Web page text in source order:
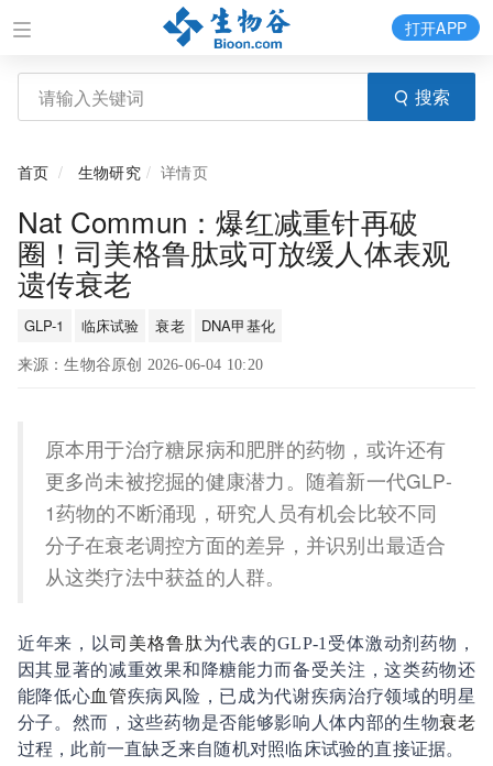
搜索
打开APP
首页 生物研究 详情页
Nat Commun：爆红减重针再破
圈！司美格鲁肽或可放缓人体表观
遗传衰老
GLP-1 临床试验 衰老 DNA甲基化
来源：生物谷原创 2026-06-04 10:20
原本用于治疗糖尿病和肥胖的药物，或许还有
更多尚未被挖掘的健康潜力。随着新一代GLP-
1药物的不断涌现，研究人员有机会比较不同
分子在衰老调控方面的差异，并识别出最适合
从这类疗法中获益的人群。
近年来，以司美格鲁肽为代表的GLP-1受体激动剂药物，
因其显著的减重效果和降糖能力而备受关注，这类药物还
能降低心血管疾病风险，已成为代谢疾病治疗领域的明星
分子。然而，这些药物是否能够影响人体内部的生物衰老
过程，此前一直缺乏来自随机对照临床试验的直接证据。